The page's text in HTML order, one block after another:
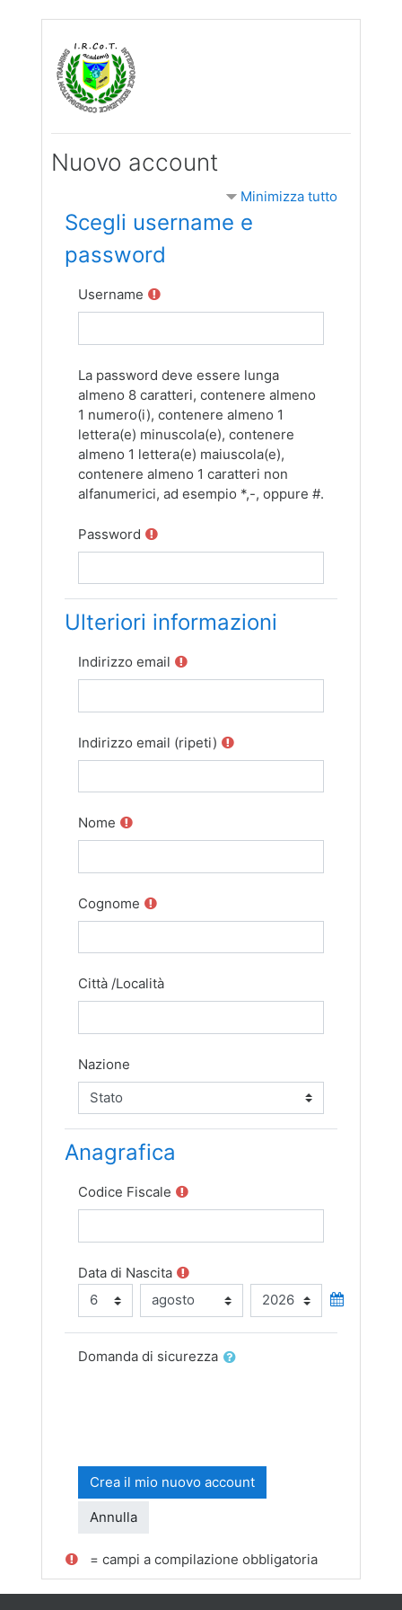
Nuovo account
Minimizza tutto
Scegli username e
password
Username
La password deve essere lunga
almeno 8 caratteri, contenere almeno
1 numero(i), contenere almeno 1
lettera(e) minuscola(e), contenere
almeno 1 lettera(e) maiuscola(e),
contenere almeno 1 caratteri non
alfanumerici, ad esempio *,-, oppure #.
Password
Ulteriori informazioni
Indirizzo email
Indirizzo email (ripeti)
Nome
Cognome
Città /Località
Nazione
Anagrafica
Codice Fiscale
Data di Nascita
Data di Nascita
Giorno Mese Anno
Domanda di sicurezza
= campi a compilazione obbligatoria